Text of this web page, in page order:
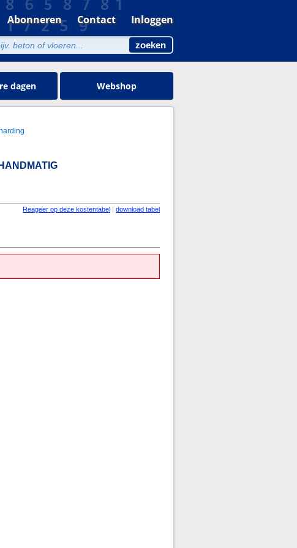
Abonneren Contact Inloggen
dagen Webshop
Reageer op deze kostentabel | download tabel